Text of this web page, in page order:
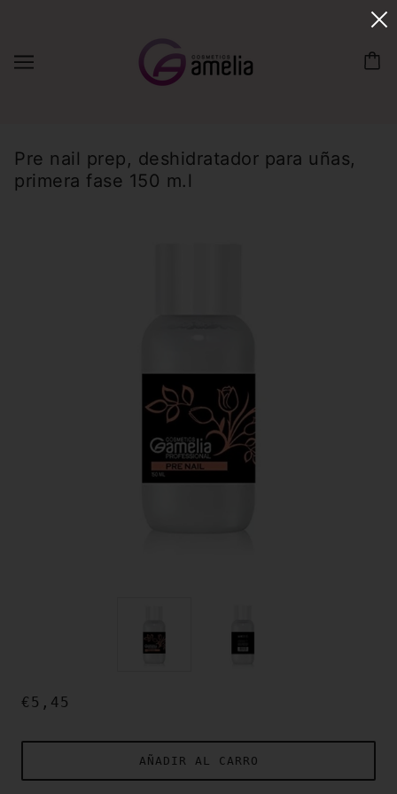
Pre nail prep, deshidratador para uñas,
primera fase 150 m.l
€5,45
AÑADIR AL CARRO